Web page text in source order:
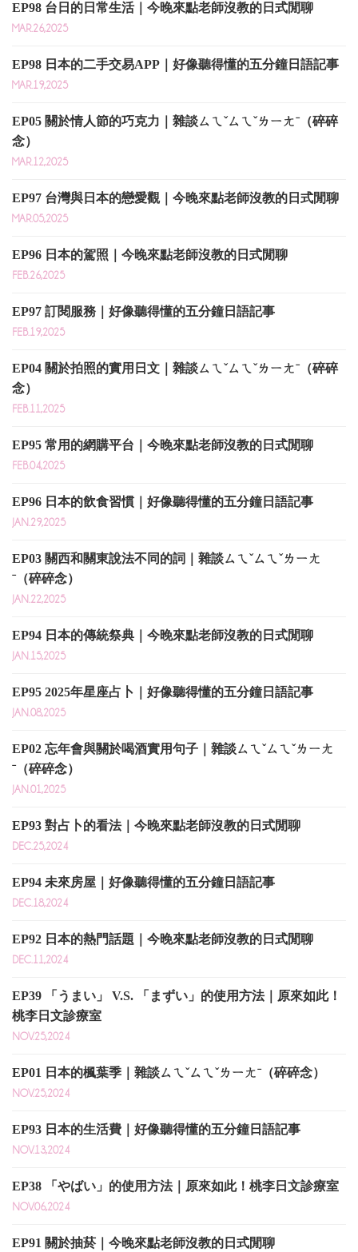
EP98 台日的日常生活｜今晚來點老師沒教的日式閒聊
MAR.26,2025
EP98 日本的二手交易APP｜好像聽得懂的五分鐘日語記事
MAR.19,2025
EP05 關於情人節的巧克力｜雜談ㄙㄟˇㄙㄟˇㄌㄧㄤˉ（碎碎
念）
MAR.12,2025
EP97 台灣與日本的戀愛觀｜今晚來點老師沒教的日式閒聊
MAR.05,2025
EP96 日本的駕照｜今晚來點老師沒教的日式閒聊
FEB.26,2025
EP97 訂閱服務｜好像聽得懂的五分鐘日語記事
FEB.19,2025
EP04 關於拍照的實用日文｜雜談ㄙㄟˇㄙㄟˇㄌㄧㄤˉ（碎碎
念）
FEB.11,2025
EP95 常用的網購平台｜今晚來點老師沒教的日式閒聊
FEB.04,2025
EP96 日本的飲食習慣｜好像聽得懂的五分鐘日語記事
JAN.29,2025
EP03 關西和關東說法不同的詞｜雜談ㄙㄟˇㄙㄟˇㄌㄧㄤ
ˉ（碎碎念）
JAN.22,2025
EP94 日本的傳統祭典｜今晚來點老師沒教的日式閒聊
JAN.15,2025
EP95 2025年星座占卜｜好像聽得懂的五分鐘日語記事
JAN.08,2025
EP02 忘年會與關於喝酒實用句子｜雜談ㄙㄟˇㄙㄟˇㄌㄧㄤ
ˉ（碎碎念）
JAN.01,2025
EP93 對占卜的看法｜今晚來點老師沒教的日式閒聊
DEC.25,2024
EP94 未來房屋｜好像聽得懂的五分鐘日語記事
DEC.18,2024
EP92 日本的熱門話題｜今晚來點老師沒教的日式閒聊
DEC.11,2024
EP39 「うまい」 V.S. 「まずい」的使用方法｜原來如此！
桃李日文診療室
NOV.25,2024
EP01 日本的楓葉季｜雜談ㄙㄟˇㄙㄟˇㄌㄧㄤˉ（碎碎念）
NOV.25,2024
EP93 日本的生活費｜好像聽得懂的五分鐘日語記事
NOV.13,2024
EP38 「やばい」的使用方法｜原來如此！桃李日文診療室
NOV.06,2024
EP91 關於抽菸｜今晚來點老師沒教的日式閒聊